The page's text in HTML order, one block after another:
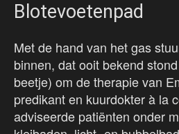
Blotevoetenpad
Met de hand van het gas
binnen, dat ooit bekend
beetje) om de therapie van
predikant en kuurdokter à la
adviseerde patiënten onder